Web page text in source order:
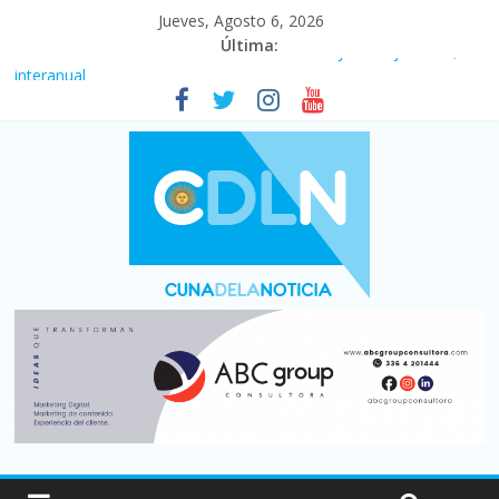
Jueves, Agosto 6, 2026
Última:
Fuerte caída de la venta de autos usados en julio: bajó un 12,6%
Central venció 1 a 0 al River de Coudet en el Monumental
La morosidad alcanzó su nivel más alto en dos décadas y ya
afecta a 400 mil deudores en Santa Fe
Desde que asumió Milei cerraron 41.000 kioscos: el sector
denuncia crisis como en 2001
Vacaciones de invierno con más movimiento y consumo
turístico: 4,6 millones de personas viajaron por el país, un 5,9%